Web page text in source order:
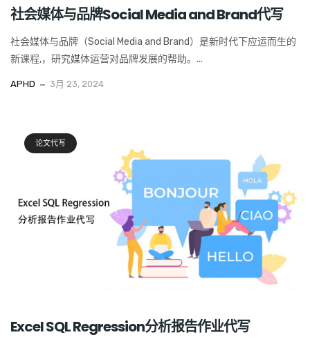
社会媒体与品牌Social Media and Brand代写
社会媒体与品牌（Social Media and Brand）是新时代下应运而生的
新课程,，研究媒体运营对品牌发展的帮助。...
APHD 3月 23, 2024
论文代写
Excel SQL Regression分析报告作业代写